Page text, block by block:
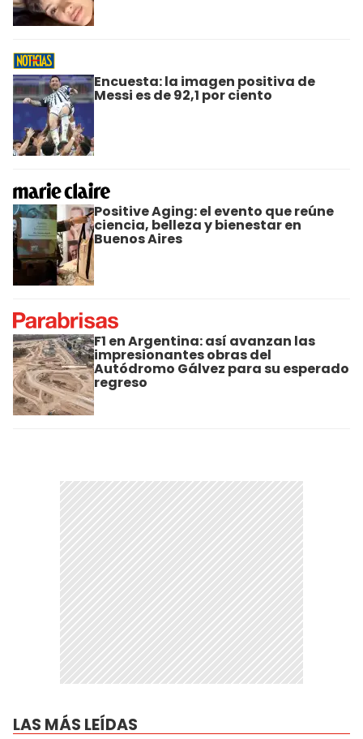
Encuesta: la imagen positiva de
Messi es de 92,1 por ciento
Positive Aging: el evento que reúne
ciencia, belleza y bienestar en
Buenos Aires
F1 en Argentina: así avanzan las
impresionantes obras del
Autódromo Gálvez para su esperado
regreso
LAS MÁS LEÍDAS